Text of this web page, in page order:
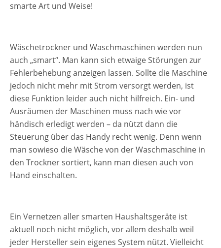
smarte Art und Weise!
Wäschetrockner und Waschmaschinen werden nun
auch „smart“. Man kann sich etwaige Störungen zur
Fehlerbehebung anzeigen lassen. Sollte die Maschine
jedoch nicht mehr mit Strom versorgt werden, ist
diese Funktion leider auch nicht hilfreich. Ein- und
Ausräumen der Maschinen muss nach wie vor
händisch erledigt werden – da nützt dann die
Steuerung über das Handy recht wenig. Denn wenn
man sowieso die Wäsche von der Waschmaschine in
den Trockner sortiert, kann man diesen auch von
Hand einschalten.
Ein Vernetzen aller smarten Haushaltsgeräte ist
aktuell noch nicht möglich, vor allem deshalb weil
jeder Hersteller sein eigenes System nützt. Vielleicht